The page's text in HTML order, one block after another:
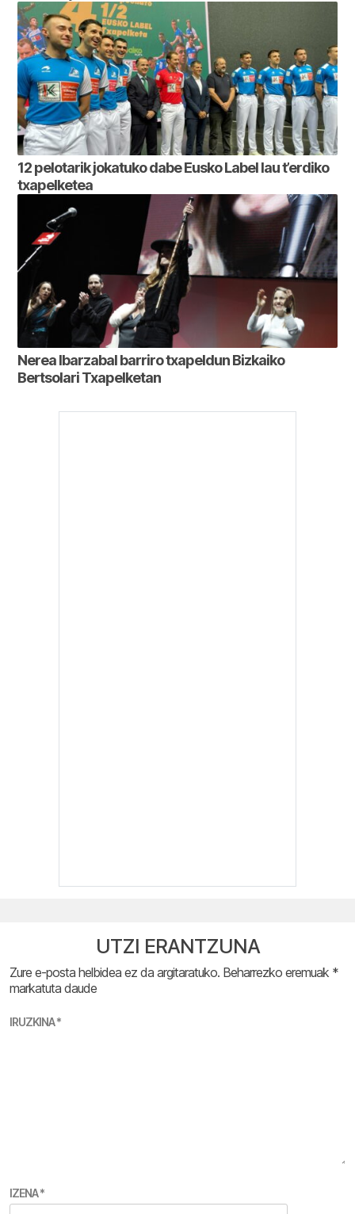
12 pelotarik jokatuko dabe Eusko Label lau t’erdiko
txapelketea
Nerea Ibarzabal barriro txapeldun Bizkaiko
Bertsolari Txapelketan
UTZI ERANTZUNA
Zure e-posta helbidea ez da argitaratuko. Beharrezko eremuak *
markatuta daude
IRUZKINA*
IZENA*